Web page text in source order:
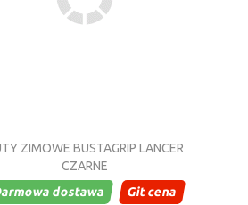
ZIMOWE BUSTAGRIP LANCER
CZARNE
dostawa
Git cena